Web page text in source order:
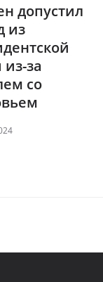
допустил
из
из-за
со